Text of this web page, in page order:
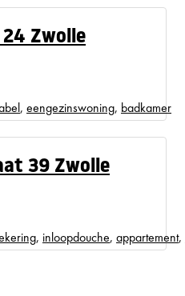
Zwolle
, eengezinswoning, badkamer
39 Zwolle
, inloopdouche, appartement,